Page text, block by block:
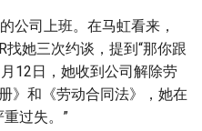
公司上班。在马虹看来，
找她三次约谈，提到“那你跟
12日，她收到公司解除劳
》和《劳动合同法》，她在
过失。”